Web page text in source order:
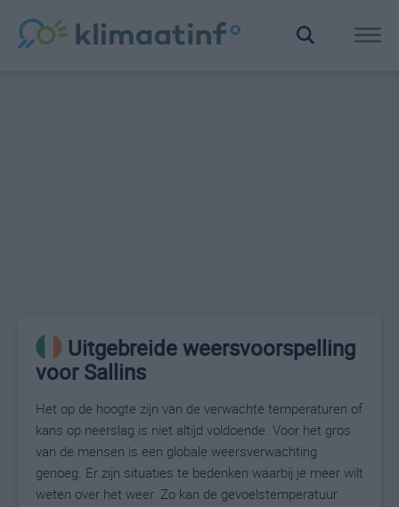
Uitgebreide weersvoorspelling
voor Sallins
Het op de hoogte zijn van de verwachte temperaturen of
kans op neerslag is niet altijd voldoende. Voor het gros
van de mensen is een globale weersverwachting
genoeg. Er zijn situaties te bedenken waarbij je meer wilt
weten over het weer. Zo kan de gevoelstemperatuur